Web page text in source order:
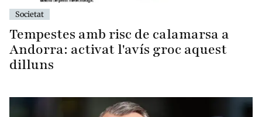
Societat
Tempestes amb risc de calamarsa a
Andorra: activat l'avís groc aquest
dilluns